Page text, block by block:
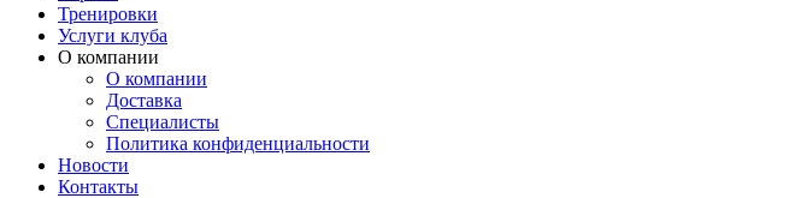
Тренировки
Услуги клуба
О компании
О компании
Доставка
Специалисты
Политика конфиденциальности
Новости
Контакты